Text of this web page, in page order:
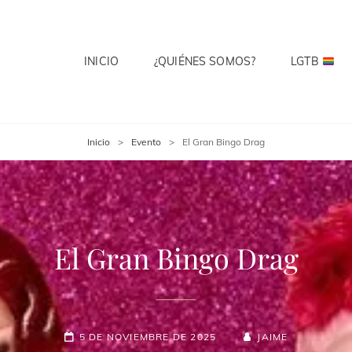
INICIO ¿QUIÉNES SOMOS? LGTB
Inicio > Evento > El Gran Bingo Drag
El Gran Bingo Drag
5 DE NOVIEMBRE DE 2025 JAIME